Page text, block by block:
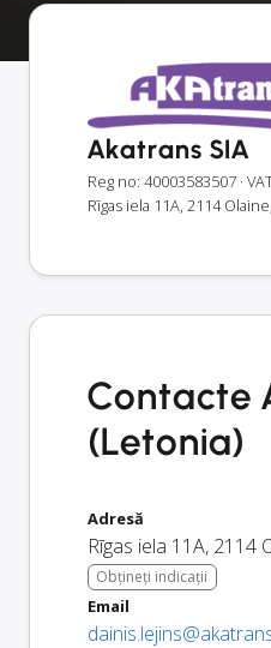
Akatrans SIA
Reg no: 40003583507 ·
Rīgas iela 11A, 2114
Contacte
(Letonia)
Adresă
Rīgas iela 11A, 2114
Obțineți indicații
Email